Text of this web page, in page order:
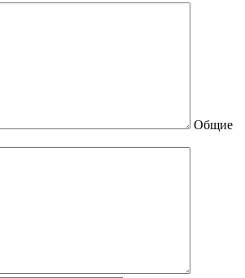
Общие